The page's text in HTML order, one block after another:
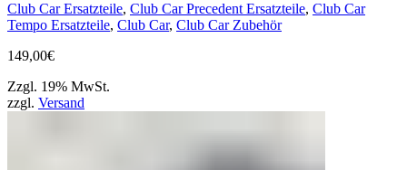
Club Car Ersatzteile, Club Car Precedent Ersatzteile, Club Car
Tempo Ersatzteile, Club Car, Club Car Zubehör
149,00€
Zzgl. 19% MwSt.
zzgl. Versand